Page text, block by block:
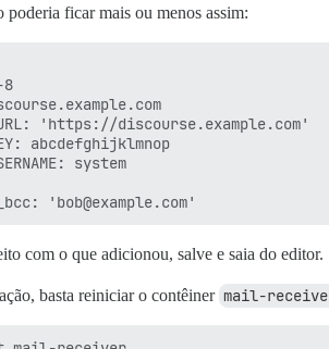
poderia ficar mais ou menos assim:
8
'https://discourse.example.com'
abcdefghijklmnop
system
com o que adicionou, salve e saia do editor.
basta reiniciar o contêiner mail-